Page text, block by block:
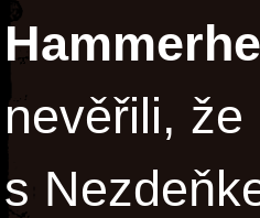
nevěřili,
s